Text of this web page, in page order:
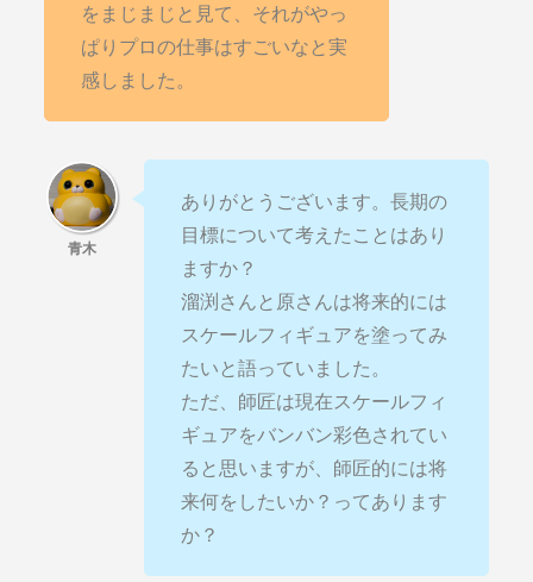
をまじまじと見て、それがやっ
ぱりプロの仕事はすごいなと実
感しました。
ありがとうございます。長期の
目標について考えたことはあり
ますか？
溜渕さんと原さんは将来的には
スケールフィギュアを塗ってみ
たいと語っていました。
ただ、師匠は現在スケールフィ
ギュアをバンバン彩色されてい
ると思いますが、師匠的には将
来何をしたいか？ってあります
か？